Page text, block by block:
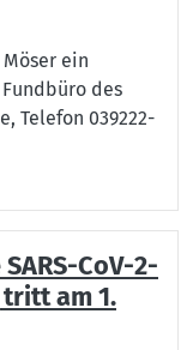
Möser ein
des
Telefon 039222-
CoV-2-
am 1.